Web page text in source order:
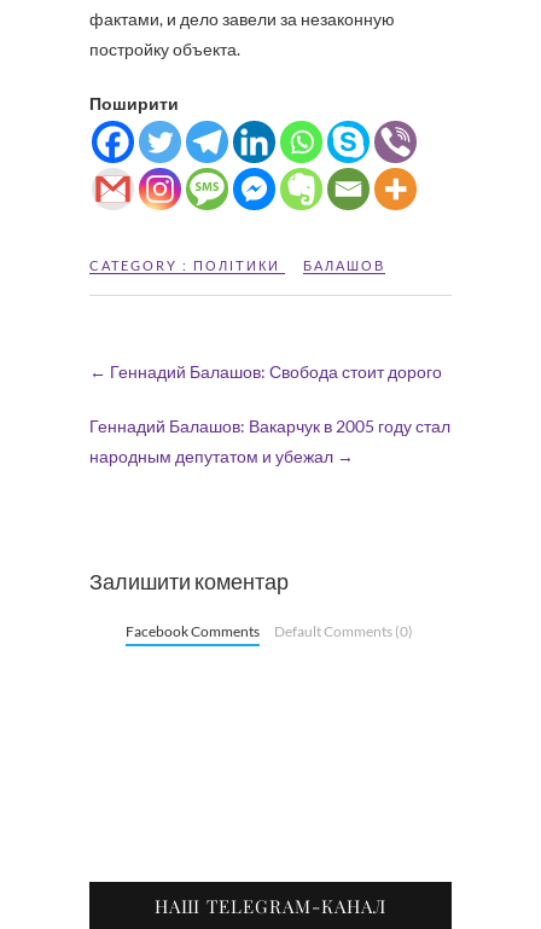
фактами, и дело завели за незаконную
постройку объекта.
Поширити
CATEGORY : ПОЛІТИКИ БАЛАШОВ
← Геннадий Балашов: Свобода стоит дорого
Геннадий Балашов: Вакарчук в 2005 году стал
народным депутатом и убежал →
Залишити коментар
Facebook Comments Default Comments (0)
НАШ TELEGRAM-КАНАЛ